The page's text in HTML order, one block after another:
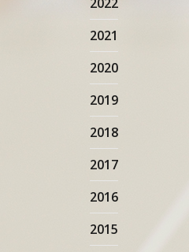
2021
2020
2019
2018
2017
2016
2015